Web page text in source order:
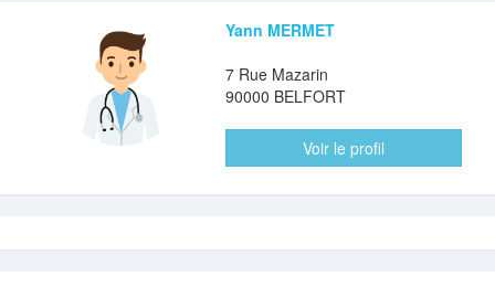
Yann MERMET
7 Rue Mazarin
90000 BELFORT
Voir le profil